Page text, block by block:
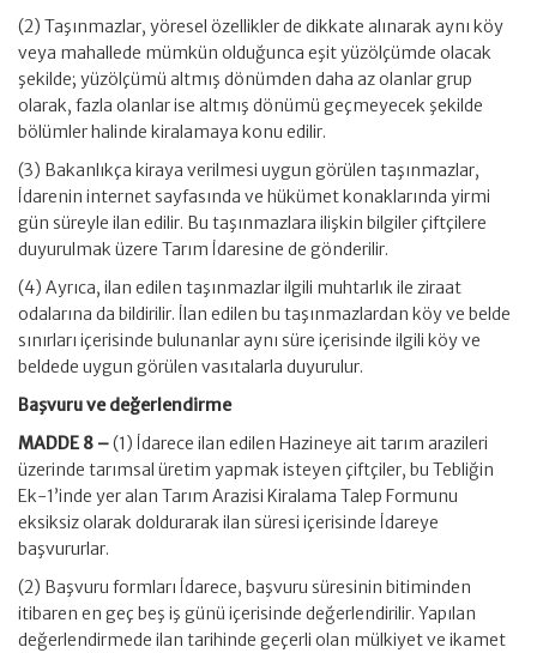
(2) Taşınmazlar, yöresel özellikler de dikkate alınarak aynı köy
veya mahallede mümkün olduğunca eşit yüzölçümde olacak
şekilde; yüzölçümü altmış dönümden daha az olanlar grup
olarak, fazla olanlar ise altmış dönümü geçmeyecek şekilde
bölümler halinde kiralamaya konu edilir.
(3) Bakanlıkça kiraya verilmesi uygun görülen taşınmazlar,
İdarenin internet sayfasında ve hükümet konaklarında yirmi
gün süreyle ilan edilir. Bu taşınmazlara ilişkin bilgiler çiftçilere
duyurulmak üzere Tarım İdaresine de gönderilir.
(4) Ayrıca, ilan edilen taşınmazlar ilgili muhtarlık ile ziraat
odalarına da bildirilir. İlan edilen bu taşınmazlardan köy ve belde
sınırları içerisinde bulunanlar aynı süre içerisinde ilgili köy ve
beldede uygun görülen vasıtalarla duyurulur.
Başvuru ve değerlendirme
MADDE 8 –(1) İdarece ilan edilen Hazineye ait tarım arazileri
üzerinde tarımsal üretim yapmak isteyen çiftçiler, bu Tebliğin
Ek-1’inde yer alan Tarım Arazisi Kiralama Talep Formunu
eksiksiz olarak doldurarak ilan süresi içerisinde İdareye
başvururlar.
(2) Başvuru formları İdarece, başvuru süresinin bitiminden
itibaren en geç beş iş günü içerisinde değerlendirilir. Yapılan
değerlendirmede ilan tarihinde geçerli olan mülkiyet ve ikamet